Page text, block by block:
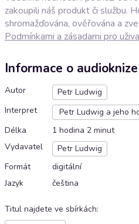
zakoupili náš produkt či službu.
shromažďována, ověřována a
Podmínkami a zásadami pro
Informace o audioknize
Autor
Petr Ludwig
Interpret
Petr Ludwig a jeho
Délka
1 hodina 2 minut
Vydavatel
Petr Ludwig
Formát
digitální
Jazyk
čeština
Titul najdete ve sbírkách: